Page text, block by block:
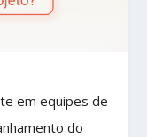
em equipes de
do